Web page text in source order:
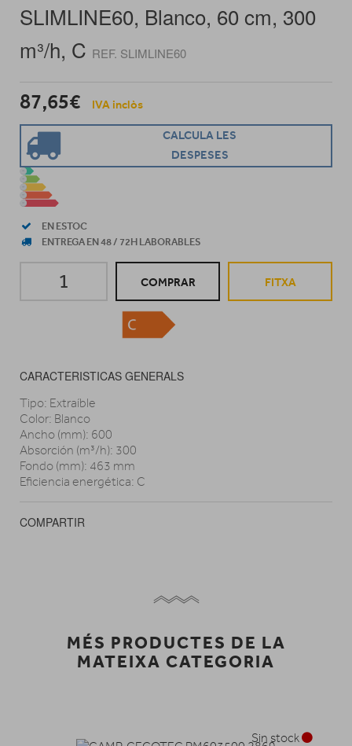
SLIMLINE60, Blanco, 60 cm, 300
m³/h, C REF. SLIMLINE60
87,65€ IVA inclòs
CALCULA LES
DESPESES
EN ESTOC
ENTREGA EN 48 / 72H LABORABLES
COMPRAR FITXA
CARACTERISTICAS GENERALS
Tipo: Extraíble
Color: Blanco
Ancho (mm): 600
Absorción (m³/h): 300
Fondo (mm): 463 mm
Eficiencia energética: C
COMPARTIR
MÉS PRODUCTES DE LA
MATEIXA CATEGORIA
Sin stock